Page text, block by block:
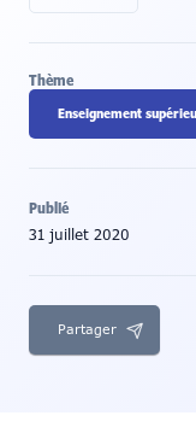
Thème
Enseignement
Publié
31 juillet 2020
Partager